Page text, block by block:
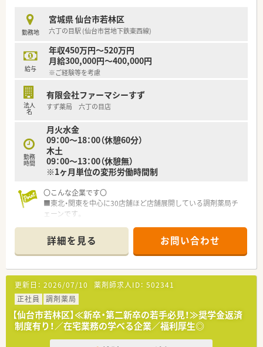
〇「社員第一主義」を掲げている同社では、福利厚生面が手厚く
年間休日120日以上、「連続休暇制度（年に1回、最大9連休を取得
できる制度）」等
プライベートも充実出来る様にワークライフバランスを後押し
してくれる制度が充実しています。
〇社員割引制度、財形貯蓄制度、スポーツジム優待等が受けられ
る他、提携の保養施設は全国に40ヵ所あります。
スの実績!
産休、育休取得はもちろんのこと、育児短時間勤務制度を実施
す。
法律では3歳までですが、同社では小学校就学時までの期間利用
可能♪
勤務地
宮城県 仙台市若林区
六丁の目駅 (仙台市営地下鉄東西線)
給与
年収450万円～520万円
月給300,000円～400,000円
※ご経験等を考慮
法人
名
有限会社ファーマシーすず
すず薬局 六丁の目店
勤務
時間
月火水金
09：00～18：00（休憩60分）
木土
09：00～13：00（休憩無）
※1ヶ月単位の変形労働時間制
〇こんな企業です〇
■東北・関東を中心に30店舗ほど店舗展開している調剤薬局チ
ェーンです。
宅・施設どちらも幅広く展開してる企業です。
■新卒・中途採用、双方行っており、特に若手が活躍している薬局
の多い会社です。e-ラーニング会社負担はもちろん、研修体制も
充実している会社です。
■今後の薬剤師業界の先を見据え、国の求める薬局ビジョンに沿
う店舗運営・社内教育を行っています。
※対人業務へ特化し、調剤の機械化・システムの導入に積極的
で、ドクター・患者様・その他コメディカルと連携し地域医療を支
える薬局作りを行っています
■患者様のために！地域医療への貢献を目指しています
■風通しが良い社風で積極的に学べる、挑戦出来る環境の社風で
詳細を見る お問い合わせ
更新日： 2026/07/10 薬剤師求人ID： 502341
正社員
調剤薬局
【仙台市若林区】≪新卒・第二新卒の若手必見！≫奨学金返済
制度有り！／在宅業務の学べる企業／福利厚生◎